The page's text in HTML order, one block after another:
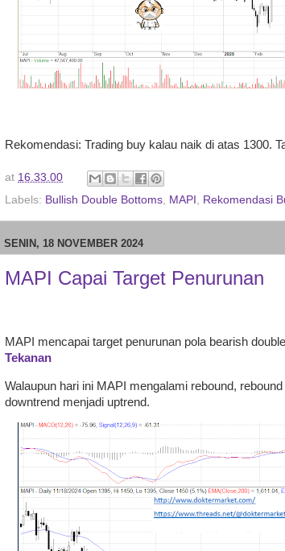
Rekomendasi: Trading buy kalau naik di atas 1300.
at 16.33.00
Labels: Bullish Double Bottoms MAPI Rekomendasi
SENIN, 18 NOVEMBER 2024
MAPI Capai Target Penurunan
MAPI mencapai target penurunan pola bearish
Tekanan
Walaupun hari ini MAPI mengalami rebound,
downtrend menjadi uptrend.